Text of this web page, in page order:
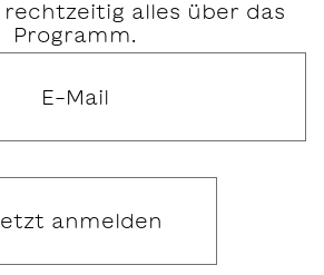
alles über das
Programm.